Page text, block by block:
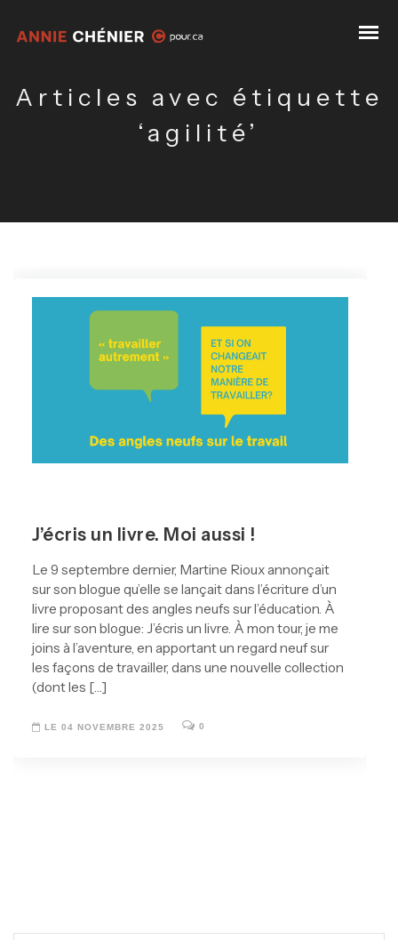
Articles avec étiquette
‘agilité’
J’écris un livre. Moi aussi !
Le 9 septembre dernier, Martine Rioux annonçait
sur son blogue qu’elle se lançait dans l’écriture d’un
livre proposant des angles neufs sur l’éducation. À
lire sur son blogue: J’écris un livre. À mon tour, je me
joins à l’aventure, en apportant un regard neuf sur
les façons de travailler, dans une nouvelle collection
(dont les […]
LE 04 NOVEMBRE 2025 0